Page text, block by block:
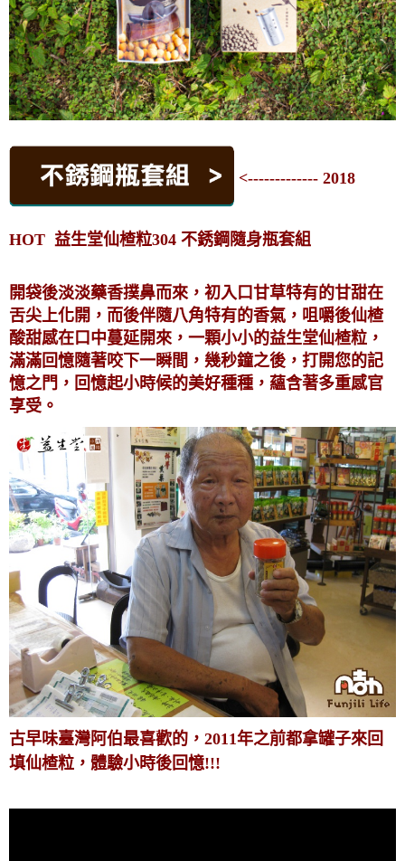
<------------- 2018
HOT 益生堂仙楂粒304 不銹鋼隨身瓶套組
開袋後淡淡藥香撲鼻而來，初入口甘草特有的甘甜在
舌尖上化開，而後伴隨八角特有的香氣，咀嚼後仙楂
酸甜感在口中蔓延開來，一顆小小的益生堂仙楂粒，
滿滿回憶隨著咬下一瞬間，幾秒鐘之後，打開您的記
憶之門，回憶起小時候的美好種種，蘊含著多重感官
享受。
古早味臺灣阿伯最喜歡的，2011年之前都拿罐子來回
填仙楂粒，體驗小時後回憶!!!